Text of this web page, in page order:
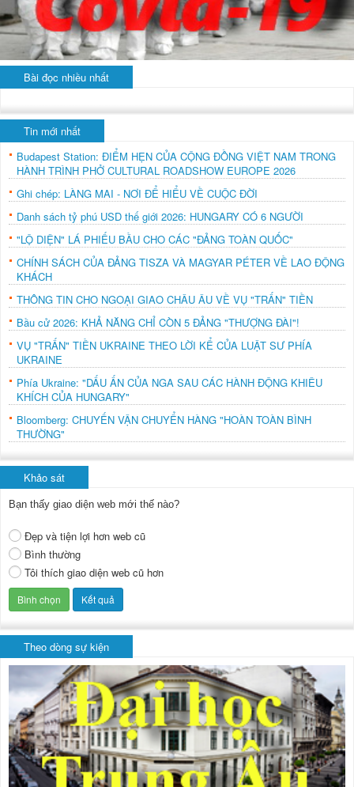
Bài đọc nhiều nhất
Tin mới nhất
Budapest Station: ĐIỂM HẸN CỦA CỘNG ĐỒNG VIỆT NAM TRONG
HÀNH TRÌNH PHỞ CULTURAL ROADSHOW EUROPE 2026
Ghi chép: LÀNG MAI - NƠI ĐỂ HIỂU VỀ CUỘC ĐỜI
Danh sách tỷ phú USD thế giới 2026: HUNGARY CÓ 6 NGƯỜI
"LỘ DIỆN" LÁ PHIẾU BẦU CHO CÁC "ĐẢNG TOÀN QUỐC"
CHÍNH SÁCH CỦA ĐẢNG TISZA VÀ MAGYAR PÉTER VỀ LAO ĐỘNG
KHÁCH
THÔNG TIN CHO NGOẠI GIAO CHÂU ÂU VỀ VỤ "TRẤN" TIỀN
Bầu cử 2026: KHẢ NĂNG CHỈ CÒN 5 ĐẢNG "THƯỢNG ĐÀI"!
VỤ "TRẤN" TIỀN UKRAINE THEO LỜI KỂ CỦA LUẬT SƯ PHÍA
UKRAINE
Phía Ukraine: "DẤU ẤN CỦA NGA SAU CÁC HÀNH ĐỘNG KHIÊU
KHÍCH CỦA HUNGARY"
Bloomberg: CHUYẾN VẬN CHUYỂN HÀNG "HOÀN TOÀN BÌNH
THƯỜNG"
Khảo sát
Bạn thấy giao diện web mới thế nào?
Đẹp và tiện lợi hơn web cũ
Bình thường
Tôi thích giao diện web cũ hơn
Theo dòng sự kiện